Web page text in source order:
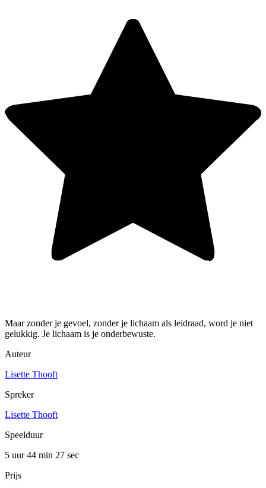
Maar zonder je gevoel, zonder je lichaam als leidraad, word je niet
gelukkig. Je lichaam is je onderbewuste.
Auteur
Lisette Thooft
Spreker
Lisette Thooft
Speelduur
5 uur 44 min 27 sec
Prijs